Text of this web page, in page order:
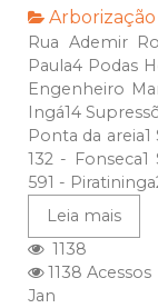
Rua Ademir
Paula4 Podas
Engenheiro
Ingá14
Ponta da
132 -
591 -
Leia mais
1138
1138 Acessos
Jan